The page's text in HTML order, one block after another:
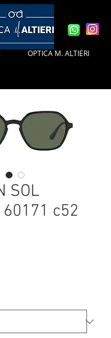
OPTICA M. ALTIERI
SOL
c52